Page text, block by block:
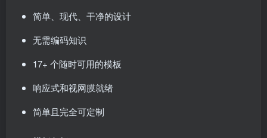
简单、现代、干净的设计
无需编码知识
17+ 个随时可用的模板
响应式和视网膜就绪
简单且完全可定制